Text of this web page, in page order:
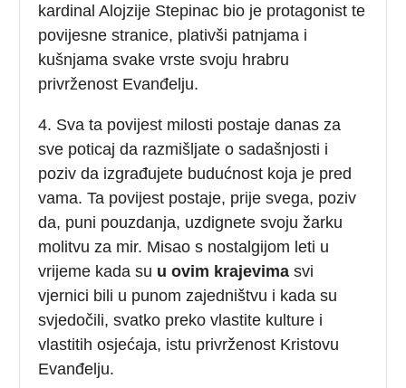
kardinal Alojzije Stepinac bio je protagonist te
povijesne stranice, plativši patnjama i
kušnjama svake vrste svoju hrabru
privrženost Evanđelju.
4. Sva ta povijest milosti postaje danas za
sve poticaj da razmišljate o sadašnjosti i
poziv da izgrađujete budućnost koja je pred
vama. Ta povijest postaje, prije svega, poziv
da, puni pouzdanja, uzdignete svoju žarku
molitvu za mir. Misao s nostalgijom leti u
vrijeme kada su u ovim krajevima svi
vjernici bili u punom zajedništvu i kada su
svjedočili, svatko preko vlastite kulture i
vlastitih osjećaja, istu privrženost Kristovu
Evanđelju.